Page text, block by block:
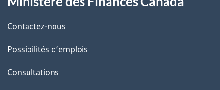
l
a
e
é
t
propos
de
ce
site
Contactez-nous
Possibilités d’emplois
Consultations